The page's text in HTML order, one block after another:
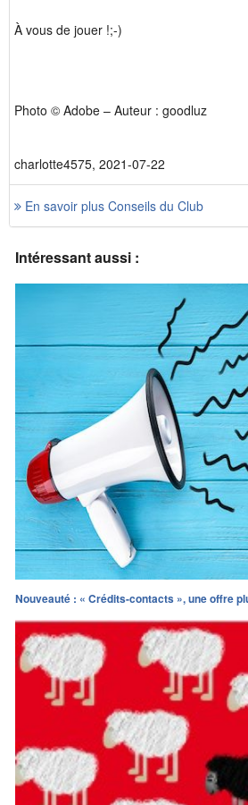
À vous de jouer !;-)
Photo © Adobe – Auteur : goodluz
charlotte4575, 2021-07-22
En savoir plus Conseils du Club
Intéressant aussi :
Nouveauté : « Crédits-contacts », une offre